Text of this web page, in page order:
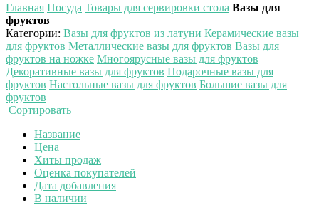
Главная Посуда Товары для сервировки стола Вазы для
фруктов
Категории: Вазы для фруктов из латуни Керамические вазы
для фруктов Металлические вазы для фруктов Вазы для
фруктов на ножке Многоярусные вазы для фруктов
Декоративные вазы для фруктов Подарочные вазы для
фруктов Настольные вазы для фруктов Большие вазы для
фруктов
Сортировать
Название
Цена
Хиты продаж
Оценка покупателей
Дата добавления
В наличии